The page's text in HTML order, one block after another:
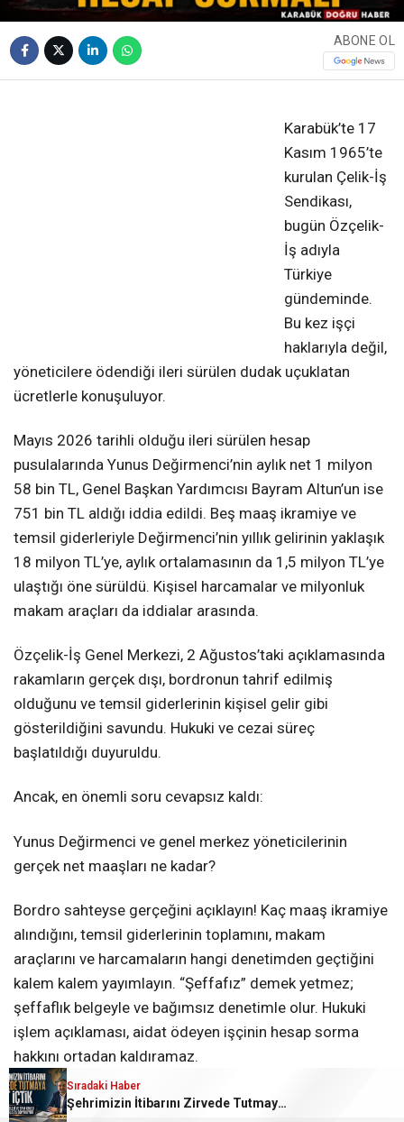
ABONE OL
Karabük’te 17
Kasım 1965’te
kurulan Çelik-İş
Sendikası,
bugün Özçelik-
İş adıyla
Türkiye
gündeminde.
Bu kez işçi
haklarıyla değil,
yöneticilere ödendiği ileri sürülen dudak uçuklatan
ücretlerle konuşuluyor.
Mayıs 2026 tarihli olduğu ileri sürülen hesap
pusulalarında Yunus Değirmenci’nin aylık net 1 milyon
58 bin TL, Genel Başkan Yardımcısı Bayram Altun’un ise
751 bin TL aldığı iddia edildi. Beş maaş ikramiye ve
temsil giderleriyle Değirmenci’nin yıllık gelirinin yaklaşık
18 milyon TL’ye, aylık ortalamasının da 1,5 milyon TL’ye
ulaştığı öne sürüldü. Kişisel harcamalar ve milyonluk
makam araçları da iddialar arasında.
Özçelik-İş Genel Merkezi, 2 Ağustos’taki açıklamasında
rakamların gerçek dışı, bordronun tahrif edilmiş
olduğunu ve temsil giderlerinin kişisel gelir gibi
gösterildiğini savundu. Hukuki ve cezai süreç
başlatıldığı duyuruldu.
Ancak, en önemli soru cevapsız kaldı:
Yunus Değirmenci ve genel merkez yöneticilerinin
gerçek net maaşları ne kadar?
Bordro sahteyse gerçeğini açıklayın! Kaç maaş ikramiye
alındığını, temsil giderlerinin toplamını, makam
araçlarını ve harcamaların hangi denetimden geçtiğini
kalem kalem yayımlayın. “Şeffafız” demek yetmez;
şeffaflık belgeyle ve bağımsız denetimle olur. Hukuki
işlem açıklaması, aidat ödeyen işçinin hesap sorma
hakkını ortadan kaldıramaz.
Şimdi gözler Karabük Şube Başkanı Kenan Yılmaz ve
Sıradaki Haber
Şehrimizin İtibarını Zirvede Tutmaya Ant İçtik